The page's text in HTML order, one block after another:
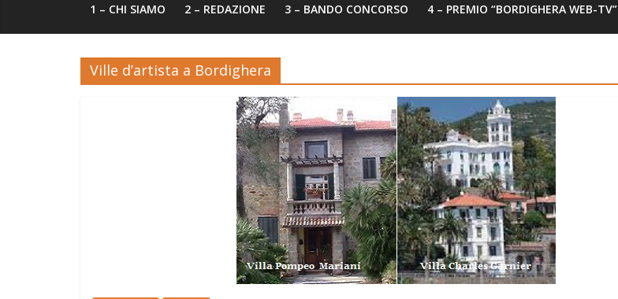
1 – CHI SIAMO 2 – REDAZIONE 3 – BANDO CONCORSO 4 – PREMIO “BORDIGHERA WEB-TV”
Ville d’artista a Bordighera